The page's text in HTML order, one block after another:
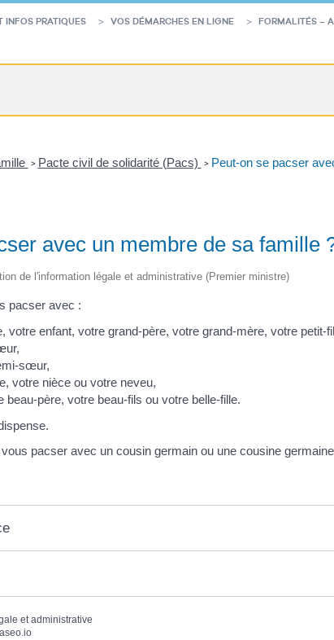
INFOS PRATIQUES VOS DÉMARCHES EN LIGNE FORMALITÉS –
> Pacte civil de solidarité (Pacs) > Peut-on se pacser
avec un membre de sa famille
de l'information légale et administrative (Premier ministre)
pacser avec :
votre enfant, votre grand-père, votre grand-mère, votre petit-
sœur,
votre nièce ou votre neveu,
beau-père, votre beau-fils ou votre belle-fille.
pacser avec un cousin germain ou une cousine
et administrative